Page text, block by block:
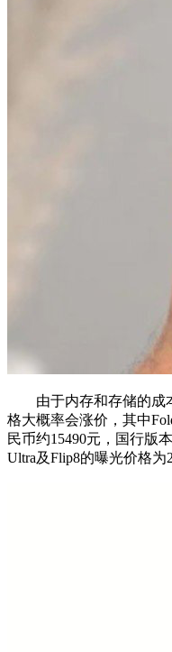
由于内存和存储的成
格大概率会涨价，其中
民币约15490元，国行版
Ultra及Flip8的曝光价格为